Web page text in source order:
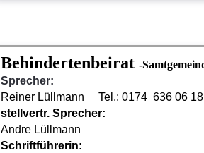
Behindertenbeirat -
Sprecher:
Reiner Lüllmann Tel.: 0174 636 06 18
stellvertr. Sprecher:
Andre Lüllmann
Schriftführerin: